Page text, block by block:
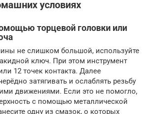
условиях
торцевой головки или
не слишком большой, используйте
ключ. При этом инструмент
12 точек контакта. Далее
затягивать и ослаблять резьбу
движениями. Если это не помогло,
с помощью металлической
одну из смазок, о которых